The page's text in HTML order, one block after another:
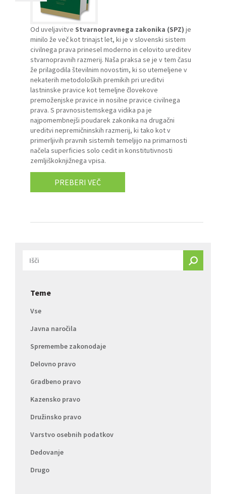
Od uveljavitve Stvarnopravnega zakonika (SPZ) je
minilo že več kot trinajst let, ki je v slovenski sistem
civilnega prava prinesel moderno in celovito ureditev
stvarnopravnih razmerij. Naša praksa se je v tem času
že prilagodila številnim novostim, ki so utemeljene v
nekaterih metodoloških premikih pri ureditvi
lastninske pravice kot temeljne človekove
premoženjske pravice in nosilne pravice civilnega
prava. S pravnosistemskega vidika pa je
najpomembnejši poudarek zakonika na drugačni
ureditvi nepremičninskih razmerij, ki tako kot v
primerljivih pravnih sistemih temeljijo na primarnosti
načela superficies solo cedit in konstitutivnosti
zemljiškoknjižnega vpisa.
PREBERI VEČ
Teme
Vse
Javna naročila
Spremembe zakonodaje
Delovno pravo
Gradbeno pravo
Kazensko pravo
Družinsko pravo
Varstvo osebnih podatkov
Dedovanje
Drugo